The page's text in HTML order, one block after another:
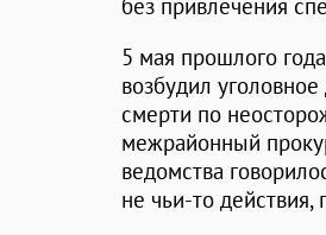
без привлечения
5 мая прошлого
возбудил
смерти по
межрайонный
ведомства
не чьи-то действия,